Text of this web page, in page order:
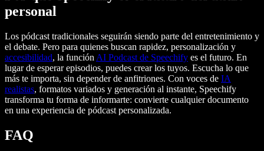
personal
Los pódcast tradicionales seguirán siendo parte del entretenimiento y
el debate. Pero para quienes buscan rapidez, personalización y
accesibilidad, la función AI Podcast de Speechify es el futuro. En
lugar de esperar episodios, puedes crear los tuyos. Escucha lo que
más te importa, sin depender de anfitriones. Con voces de IA
realistas, formatos variados y generación al instante, Speechify
transforma tu forma de informarte: convierte cualquier documento
en una experiencia de pódcast personalizada.
FAQ